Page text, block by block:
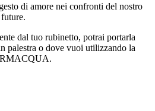
di amore nei confronti del nostro
dal tuo rubinetto, potrai portarla
palestra o dove vuoi utilizzando la